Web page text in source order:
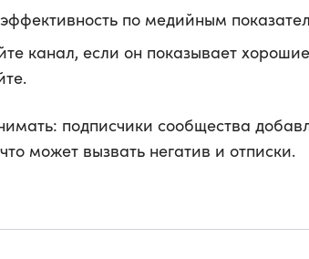
по медийным
канал, если он показывает
подписчики сообщества
может вызвать негатив и отписки.